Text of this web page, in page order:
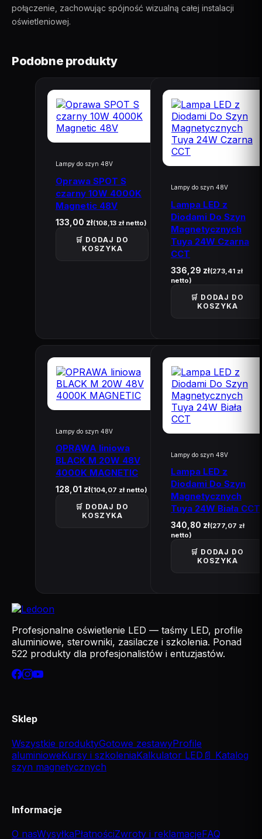
połączenie, zachowując spójność wizualną całej instalacji
oświetleniowej.
Podobne produkty
Lampy do szyn 48V
Oprawa SPOT S
czarny 10W 4000K
Magnetic 48V
133,00 zł(108,13 złnetto)
🛒 DODAJ DO
KOSZYKA
Lampy do szyn 48V
Lampa LED z
Diodami Do Szyn
Magnetycznych
Tuya 24W Czarna
CCT
336,29 zł(273,41 zł
netto)
🛒 DODAJ DO
KOSZYKA
Lampy do szyn 48V
OPRAWA liniowa
BLACK M 20W 48V
4000K MAGNETIC
128,01 zł(104,07 złnetto)
🛒 DODAJ DO
KOSZYKA
Lampy do szyn 48V
Lampa LED z
Diodami Do Szyn
Magnetycznych
Tuya 24W Biała CCT
340,80 zł(277,07 zł
netto)
🛒 DODAJ DO
KOSZYKA
Profesjonalne oświetlenie LED — taśmy LED, profile
aluminiowe, sterowniki, zasilacze i szkolenia. Ponad
522 produkty dla profesjonalistów i entuzjastów.
Sklep
Wszystkie produktyGotowe zestawyProfile
aluminioweKursy i szkoleniaKalkulator LED 📄 Katalog
szyn magnetycznych
Informacje
O nasWysyłkaPłatnościZwroty i reklamacjeFAQ